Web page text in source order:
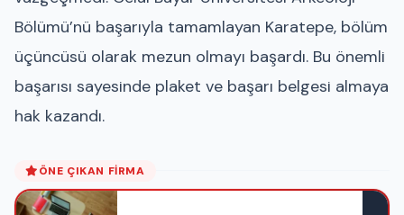
Bölümü’nü başarıyla tamamlayan Karatepe, bölüm
üçüncüsü olarak mezun olmayı başardı. Bu önemli
başarısı sayesinde plaket ve başarı belgesi almaya
hak kazandı.
ÖNE ÇIKAN FIRMA